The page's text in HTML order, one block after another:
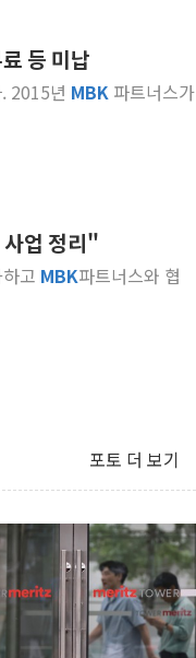
등 미납
2015년 MBK 파트너스가
업 정리"
고 MBK파트너스와 협
포토 더 보기